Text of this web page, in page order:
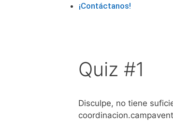
¡Contáctanos!
Quiz #1
Disculpe, no tiene